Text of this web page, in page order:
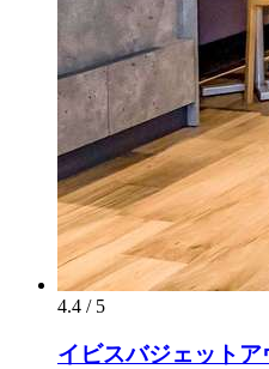
4.4 / 5
イビスバジェット